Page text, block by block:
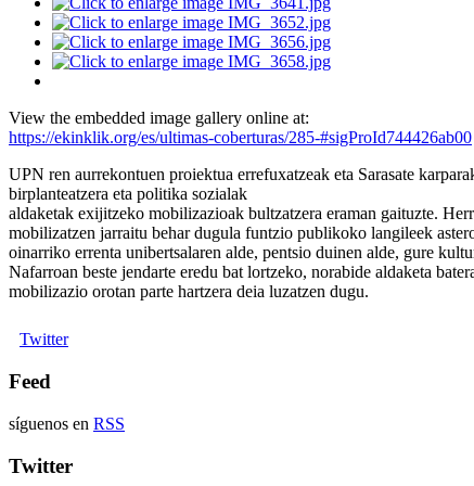
View the embedded image gallery online at:
https://ekinklik.org/es/ultimas-coberturas/285-#sigProId744426ab00
UPN ren aurrekontuen proiektua errefuxatzeak eta Sarasate
birplanteatzera eta politika sozialak
aldaketak exijitzeko mobilizazioak bultzatzera eraman gaituzte.
mobilizatzen jarraitu behar dugula funtzio publikoko langileek
oinarriko errenta unibertsalaren alde, pentsio duinen alde, gure
Nafarroan beste jendarte eredu bat lortzeko, norabide aldaketa
mobilizazio orotan parte hartzera deia luzatzen dugu.
Twitter
Feed
síguenos en RSS
Twitter